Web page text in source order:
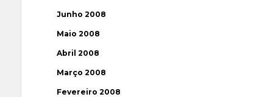
Junho 2008
Maio 2008
Abril 2008
Março 2008
Fevereiro 2008